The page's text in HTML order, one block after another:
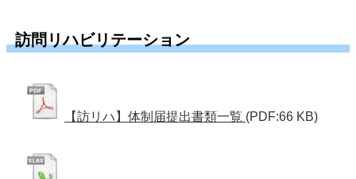
訪問リハビリテーション
【訪リハ】体制届提出書類一覧 (PDF:66 KB)